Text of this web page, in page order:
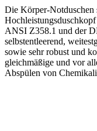
Die Körper-
ANSI Z358.1 und der
selbstentleerend,
sowie sehr robust und
gleichmäßige und vor
Abspülen von